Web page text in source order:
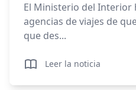
El Ministerio del Interior
agencias de viajes de
que des...
Leer la noticia